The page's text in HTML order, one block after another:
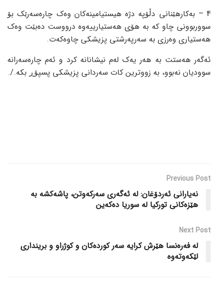
4 – بەکارهێنانی دڵۆپە دژە هیستیامینەکان وەک چارەسەرێک بۆ
سووربوونی چاو کە بە هۆی هەستیارییەوە درووست دەبێت وەک
هەستیاری وەرزی بە سەرپەرشتی پزیشکی چاوەکەت.
ئەگەر هەستت بە هەر یەک لەم نیشانانە کرد و ئەم چارەسەرانە
سوودیان نەبوو، بە زووترین کات سەردانی پزیشکی پسپۆڕ بکە./.
Previous Post
نەیارانی ئەردۆغان: لە ئەگەری سەرکەوتن، پاشەکشە بە
هێزەکانی تورکیا لە سوریا دەکەین
Next Post
لە فەرەنسا هێرش کرایە سەر کوردەکان و کوژراو و برینداری
لێکەوتەوە